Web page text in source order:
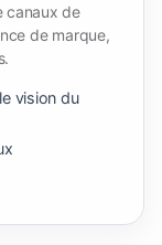
canaux de
de marque,
vision du